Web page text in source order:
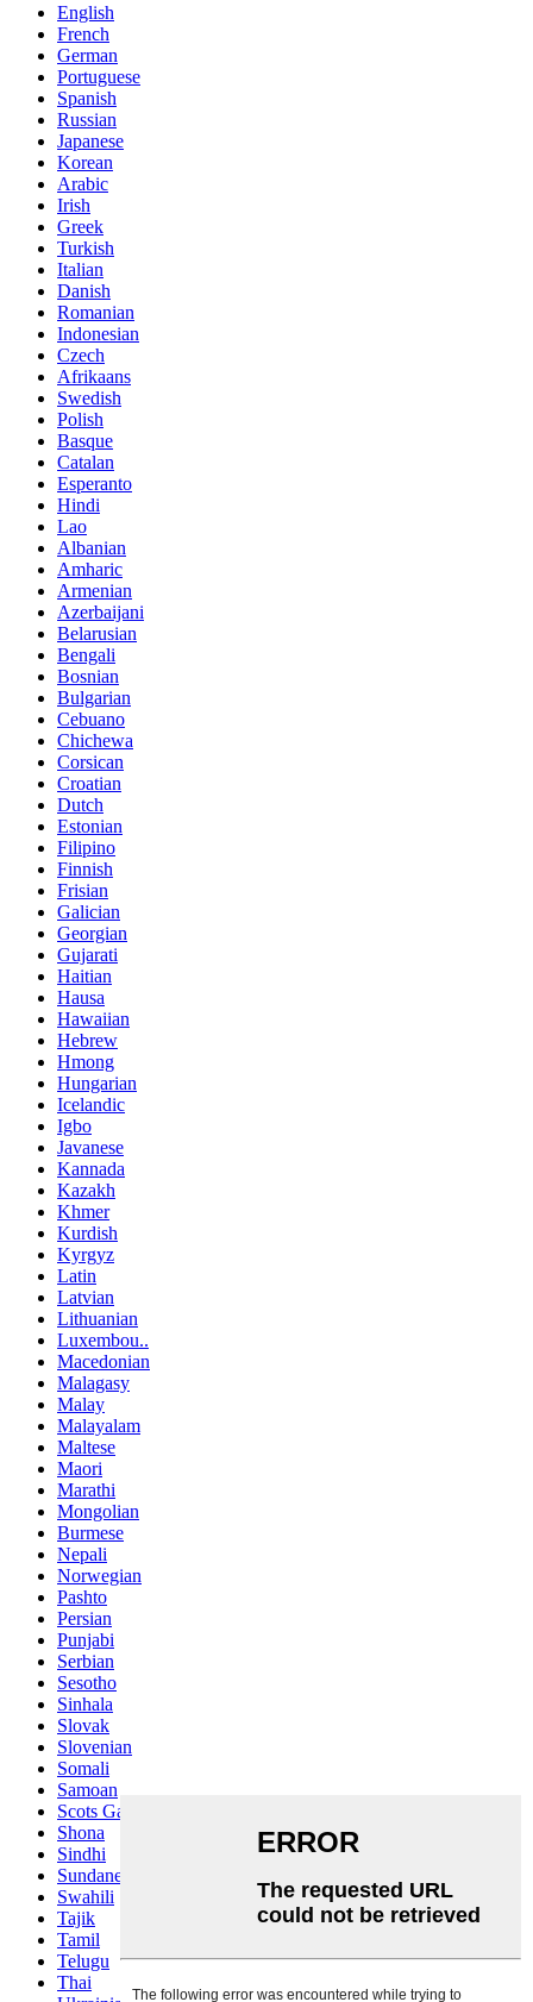
English
French
German
Portuguese
Spanish
Russian
Japanese
Korean
Arabic
Irish
Greek
Turkish
Italian
Danish
Romanian
Indonesian
Czech
Afrikaans
Swedish
Polish
Basque
Catalan
Esperanto
Hindi
Lao
Albanian
Amharic
Armenian
Azerbaijani
Belarusian
Bengali
Bosnian
Bulgarian
Cebuano
Chichewa
Corsican
Croatian
Dutch
Estonian
Filipino
Finnish
Frisian
Galician
Georgian
Gujarati
Haitian
Hausa
Hawaiian
Hebrew
Hmong
Hungarian
Icelandic
Igbo
Javanese
Kannada
Kazakh
Khmer
Kurdish
Kyrgyz
Latin
Latvian
Lithuanian
Luxembou..
Macedonian
Malagasy
Malay
Malayalam
Maltese
Maori
Marathi
Mongolian
Burmese
Nepali
Norwegian
Pashto
Persian
Punjabi
Serbian
Sesotho
Sinhala
Slovak
Slovenian
Somali
Samoan
Scots Gaelic
Shona
Sindhi
Sundanese
Swahili
Tajik
Tamil
Telugu
Thai